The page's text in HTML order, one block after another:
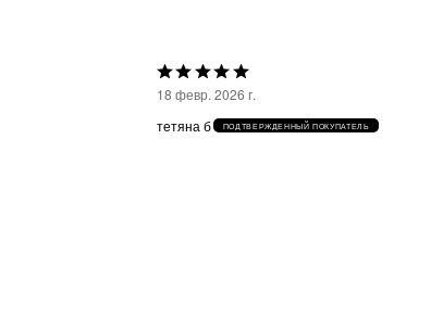
Выбрана
18 февр. 2026 г.
тетяна б
ПОДТВЕРЖДЕННЫЙ ПОКУПАТЕЛЬ